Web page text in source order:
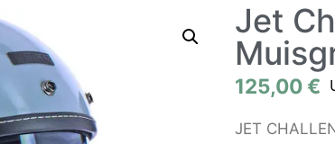
Jet
125,00€
JET